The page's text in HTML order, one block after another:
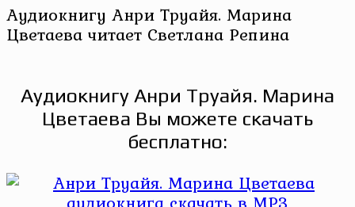
Аудиокнигу Анри Труайя. Марина
Цветаева читает Светлана Репина
Аудиокнигу Анри Труайя. Марина
Цветаева Вы можете скачать
бесплатно: